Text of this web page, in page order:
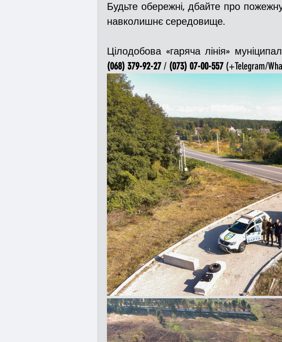
Будьте обережні, дбайте про
навколишнє середовище.
Цілодобова «гаряча лінія»
(068) 379-92-27 / (073) 07-00-557 (+Telegram/